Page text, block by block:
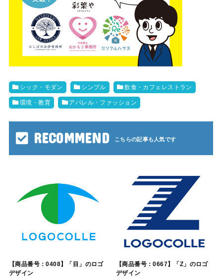
シック・モダン シンプル 飲食・カフェレストラン
環境・教育 アパレル・ファッション
RECOMMEND
【商品番号：0408】「目」のロゴ
デザイン
【商品番号：0667】「Z」のロゴ
デザイン